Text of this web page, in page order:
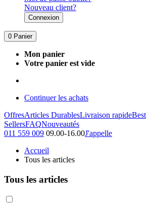
Nouveau client?
Connexion
0 Panier
Mon panier
Votre panier est vide
Continuer les achats
OffresArticles DurablesLivraison rapideBest
SellersFAQNouveautés
011 559 009 09.00-16.00J'appelle
Accueil
Tous les articles
Tous les articles